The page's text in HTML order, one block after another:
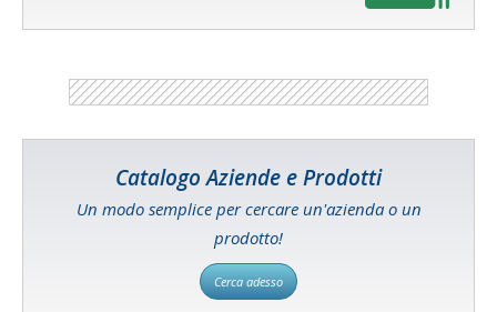
Catalogo Aziende e Prodotti
Un modo semplice per cercare un'azienda o un
prodotto!
Cerca adesso